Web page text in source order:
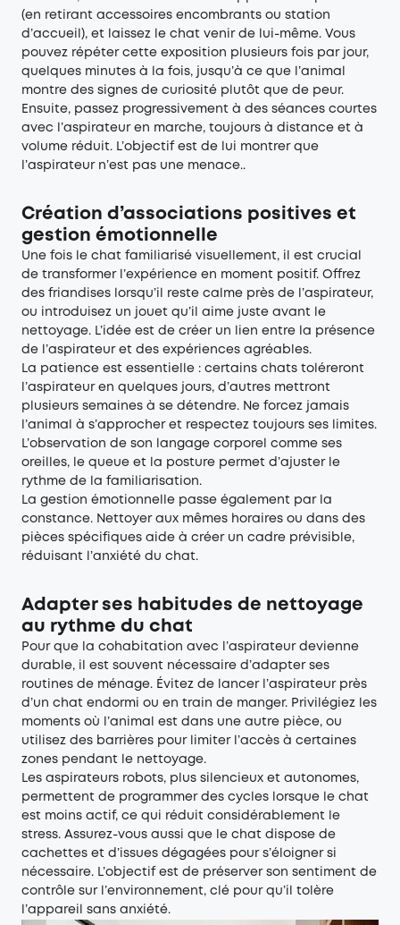
(en retirant accessoires encombrants ou station
d’accueil), et laissez le chat venir de lui-même. Vous
pouvez répéter cette exposition plusieurs fois par jour,
quelques minutes à la fois, jusqu’à ce que l’animal
montre des signes de curiosité plutôt que de peur.
Ensuite, passez progressivement à des séances courtes
avec l’aspirateur en marche, toujours à distance et à
volume réduit. L’objectif est de lui montrer que
l’aspirateur n’est pas une menace..
Création d’associations positives et
gestion émotionnelle
Une fois le chat familiarisé visuellement, il est crucial
de transformer l’expérience en moment positif. Offrez
des friandises lorsqu’il reste calme près de l’aspirateur,
ou introduisez un jouet qu’il aime juste avant le
nettoyage. L’idée est de créer un lien entre la présence
de l’aspirateur et des expériences agréables.
La patience est essentielle : certains chats toléreront
l’aspirateur en quelques jours, d’autres mettront
plusieurs semaines à se détendre. Ne forcez jamais
l’animal à s’approcher et respectez toujours ses limites.
L’observation de son langage corporel comme ses
oreilles, le queue et la posture permet d’ajuster le
rythme de la familiarisation.
La gestion émotionnelle passe également par la
constance. Nettoyer aux mêmes horaires ou dans des
pièces spécifiques aide à créer un cadre prévisible,
réduisant l’anxiété du chat.
Adapter ses habitudes de nettoyage
au rythme du chat
Pour que la cohabitation avec l’aspirateur devienne
durable, il est souvent nécessaire d’adapter ses
routines de ménage. Évitez de lancer l’aspirateur près
d’un chat endormi ou en train de manger. Privilégiez les
moments où l’animal est dans une autre pièce, ou
utilisez des barrières pour limiter l’accès à certaines
zones pendant le nettoyage.
Les aspirateurs robots, plus silencieux et autonomes,
permettent de programmer des cycles lorsque le chat
est moins actif, ce qui réduit considérablement le
stress. Assurez-vous aussi que le chat dispose de
cachettes et d’issues dégagées pour s’éloigner si
nécessaire. L’objectif est de préserver son sentiment de
contrôle sur l’environnement, clé pour qu’il tolère
l’appareil sans anxiété.